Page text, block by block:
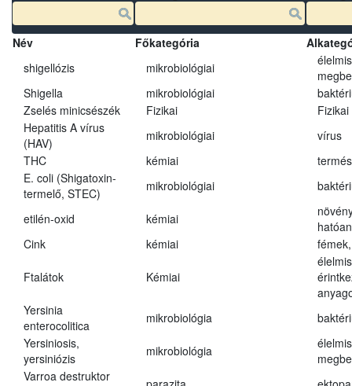
Név Főkategória
shigellózis
mikrobiológiai
Shigella
mikrobiológiai
Zselés minicsészék
Fizikai
Fizikai
Hepatitis A vírus
(HAV)
mikrobiológiai
vírus
THC
kémiai
E. coli (Shigatoxin-
termelő, STEC)
mikrobiológiai
etilén-oxid kémiai
Cink
kémiai
Ftalátok Kémiai
Yersinia
enterocolitica
mikrobiológia
Yersiniosis,
yersiniózis
mikrobiológia
Varroa destruktor